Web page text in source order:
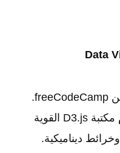
شهادة تصور البيانات الرسمية من freeCodeCamp.
ستقوم ببناء 5 مشاريع باستخدام مكتبة D3.js القوية
ديناميكية.